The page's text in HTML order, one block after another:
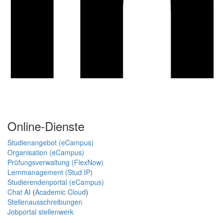
Online-Dienste
Studienangebot (eCampus)
Organisation (eCampus)
Prüfungsverwaltung (FlexNow)
Lernmanagement (Stud.IP)
Studierendenportal (eCampus)
Chat AI (Academic Cloud)
Stellenausschreibungen
Jobportal stellenwerk